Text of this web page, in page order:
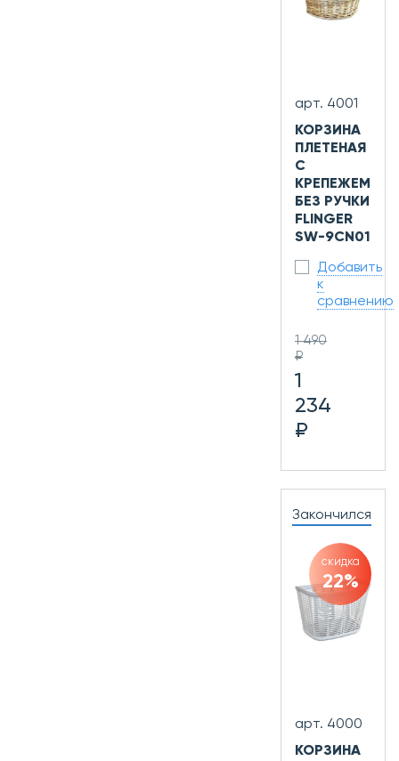
арт. 4001
КОРЗИНА
ПЛЕТЕНАЯ
С
КРЕПЕЖЕМ
БЕЗ РУЧКИ
FLINGER
SW-9CN01
Добавить
к
сравнению
1 490
₽
1
234
₽
Закончился
скидка
22%
арт. 4000
КОРЗИНА